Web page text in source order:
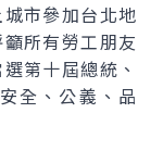
市參加台北地
所有勞工朋友
第十屆總統、
全、公義、品